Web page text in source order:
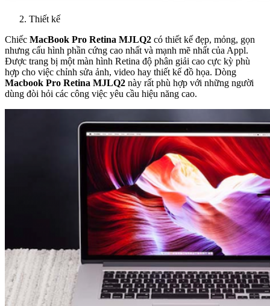
Thiết kế
Chiếc MacBook Pro Retina MJLQ2 có thiết kế đẹp, mỏng, gọn
nhưng cấu hình phần cứng cao nhất và mạnh mẽ nhất của Appl.
Được trang bị một màn hình Retina độ phân giải cao cực kỳ phù
hợp cho việc chỉnh sửa ảnh, video hay thiết kế đồ họa. Dòng
Macbook Pro Retina MJLQ2 này rất phù hợp với những người
dùng đòi hỏi các công việc yêu cầu hiệu năng cao.